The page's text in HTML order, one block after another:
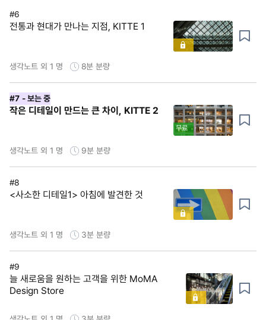
#6
전통과 현대가 만나는 지점, KITTE 1
생각노트 외 1 명 8분 분량
#7 - 보는 중
작은 디테일이 만드는 큰 차이, KITTE 2
무료
생각노트 외 1 명 9분 분량
#8
<사소한 디테일1> 아침에 발견한 것
생각노트 외 1 명 3분 분량
#9
늘 새로움을 원하는 고객을 위한 MoMA
Design Store